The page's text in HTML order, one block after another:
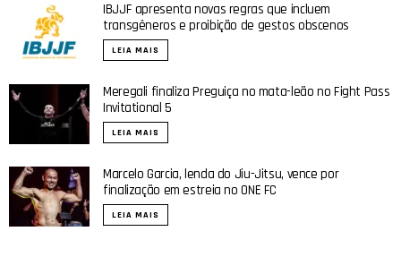
IBJJF apresenta novas regras que incluem
transgêneros e proibição de gestos obscenos
LEIA MAIS
Meregali finaliza Preguiça no mata-leão no Fight Pass
Invitational 5
LEIA MAIS
Marcelo Garcia, lenda do Jiu-Jitsu, vence por
finalização em estreia no ONE FC
LEIA MAIS